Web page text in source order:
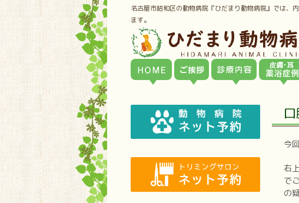
名古屋市昭和区の動物病院『ひだまり動物病院』では、
ます。
今
右
で
の